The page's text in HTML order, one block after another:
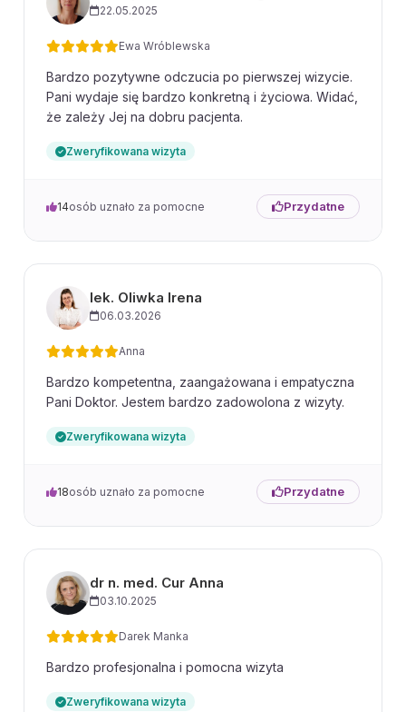
22.05.2025
Ewa Wróblewska
Bardzo pozytywne odczucia po pierwszej wizycie.
Pani wydaje się bardzo konkretną i życiowa. Widać,
że zależy Jej na dobru pacjenta.
Zweryfikowana wizyta
14osób uznało za pomocne Przydatne
lek. Oliwka Irena
06.03.2026
Anna
Bardzo kompetentna, zaangażowana i empatyczna
Pani Doktor. Jestem bardzo zadowolona z wizyty.
Zweryfikowana wizyta
18osób uznało za pomocne Przydatne
dr n. med. Cur Anna
03.10.2025
Darek Manka
Bardzo profesjonalna i pomocna wizyta
Zweryfikowana wizyta